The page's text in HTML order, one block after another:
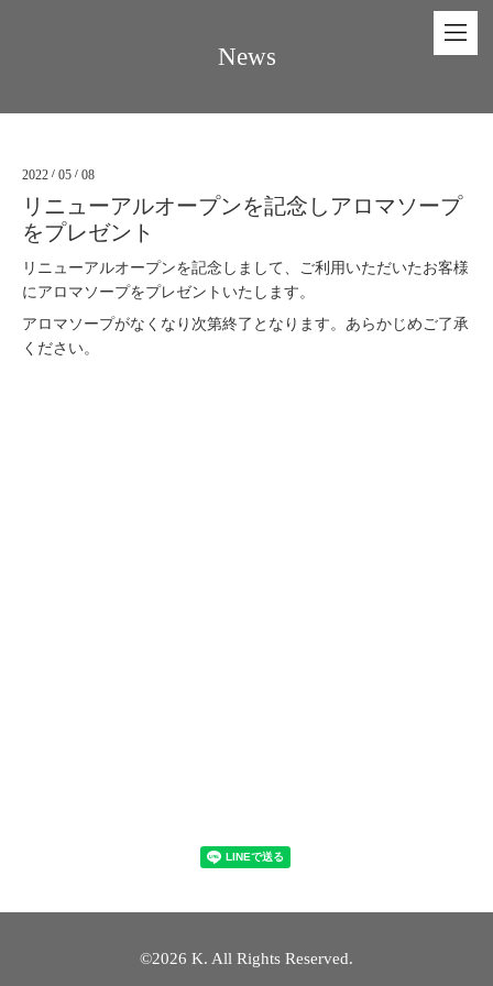
News
2022 / 05 / 08
リニューアルオープンを記念しアロマソープ
をプレゼント
リニューアルオープンを記念しまして、ご利用いただいたお客様
にアロマソープをプレゼントいたします。
アロマソープがなくなり次第終了となります。あらかじめご了承
ください。
©2026 K. All Rights Reserved.